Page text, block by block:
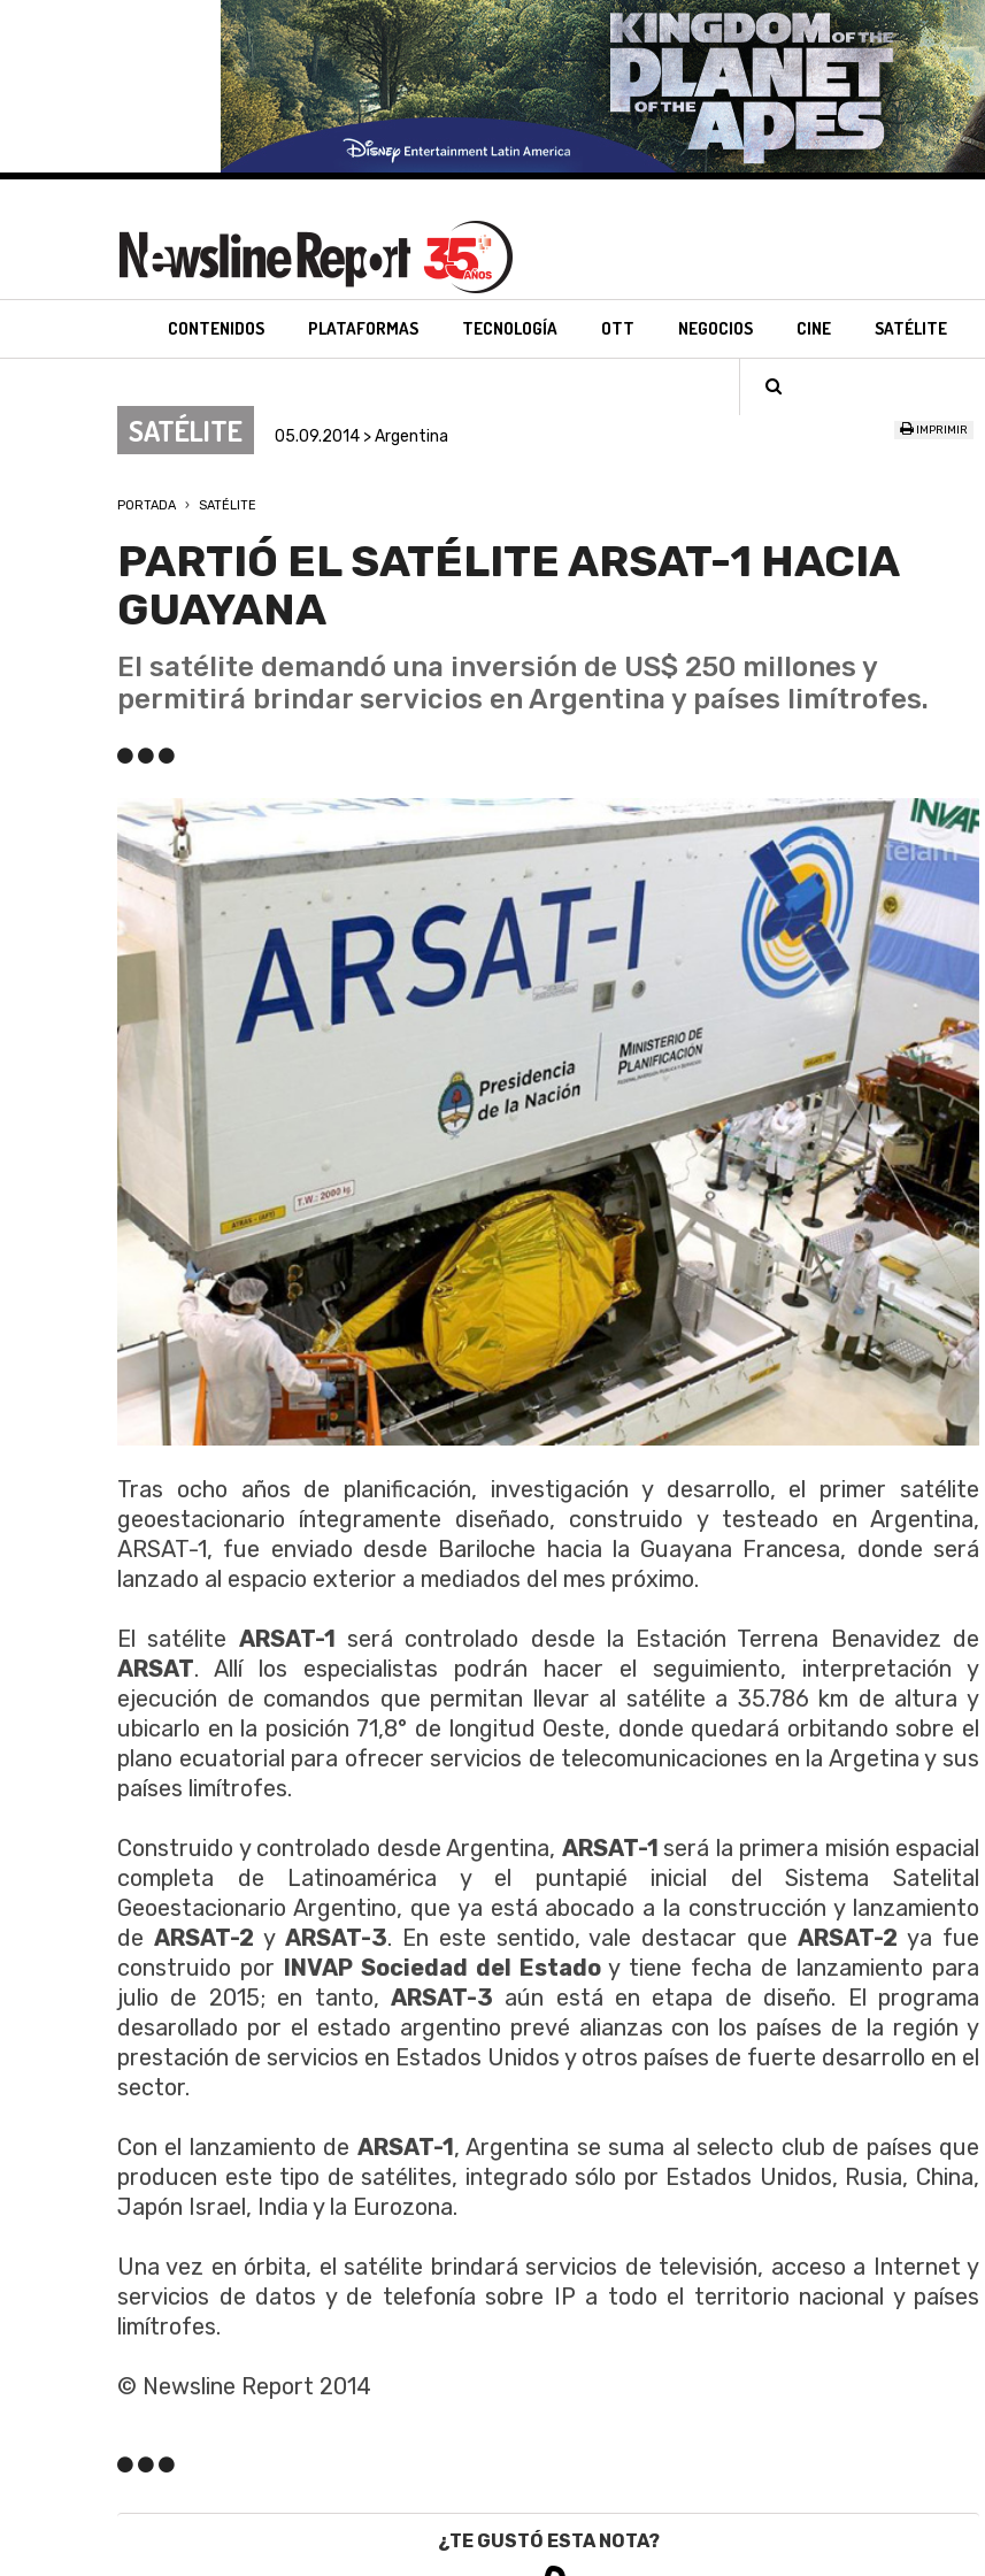
CONTENIDOS PLATAFORMAS TECNOLOGÍA OTT NEGOCIOS CINE SATÉLITE
SATÉLITE 05.09.2014 > Argentina IMPRIMIR
PORTADA SATÉLITE
PARTIÓ EL SATÉLITE ARSAT-1 HACIA
GUAYANA
El satélite demandó una inversión de US$ 250 millones y
permitirá brindar servicios en Argentina y países limítrofes.
Tras ocho años de planificación, investigación y desarrollo, el primer satélite
geoestacionario íntegramente diseñado, construido y testeado en Argentina,
ARSAT-1, fue enviado desde Bariloche hacia la Guayana Francesa, donde será
lanzado al espacio exterior a mediados del mes próximo.
El satélite ARSAT-1 será controlado desde la Estación Terrena Benavidez de
ARSAT. Allí los especialistas podrán hacer el seguimiento, interpretación y
ejecución de comandos que permitan llevar al satélite a 35.786 km de altura y
ubicarlo en la posición 71,8° de longitud Oeste, donde quedará orbitando sobre el
plano ecuatorial para ofrecer servicios de telecomunicaciones en la Argetina y sus
países limítrofes.
Construido y controlado desde Argentina, ARSAT-1 será la primera misión espacial
completa de Latinoamérica y el puntapié inicial del Sistema Satelital
Geoestacionario Argentino, que ya está abocado a la construcción y lanzamiento
de ARSAT-2 y ARSAT-3. En este sentido, vale destacar queARSAT-2 ya fue
construido por INVAP Sociedad del Estadoy tiene fecha de lanzamiento para
julio de 2015; en tanto, ARSAT-3 aún está en etapa de diseño. El programa
desarollado por el estado argentino prevé alianzas con los países de la región y
prestación de servicios en Estados Unidos y otros países de fuerte desarrollo en el
sector.
Con el lanzamiento de ARSAT-1, Argentina se suma al selecto club de países que
producen este tipo de satélites, integrado sólo por Estados Unidos, Rusia, China,
Japón Israel, India y la Eurozona.
Una vez en órbita, el satélite brindará servicios de televisión, acceso a Internet y
servicios de datos y de telefonía sobre IP a todo el territorio nacional y países
limítrofes.
© Newsline Report 2014
¿TE GUSTÓ ESTA NOTA?